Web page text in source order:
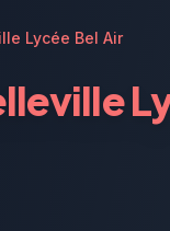
Lycée Bel Air